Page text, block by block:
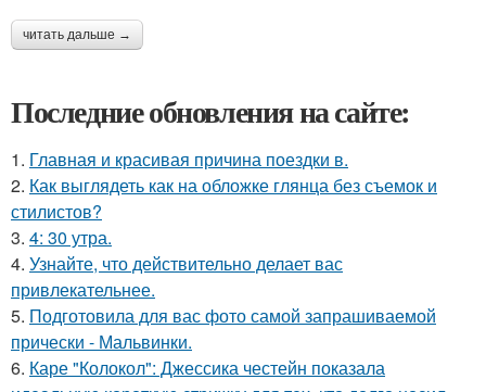
читать дальше →
Последние обновления на сайте:
1. Главная и красивая причина поездки в.
2. Как выглядеть как на обложке глянца без съемок и
стилистов?
3. 4: 30 утра.
4. Узнайте, что действительно делает вас
привлекательнее.
5. Подготовила для вас фото самой запрашиваемой
прически - Мальвинки.
6. Каре "Колокол": Джессика честейн показала